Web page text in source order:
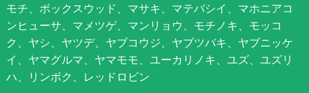
モチ、ボックスウッド、マサキ、マテバシイ、マホニアコ
ンヒューサ、マメツゲ、マンリョウ、モチノキ、モッコ
ク、ヤシ、ヤツデ、ヤブコウジ、ヤブツバキ、ヤブニッケ
イ、ヤマグルマ、ヤマモモ、ユーカリノキ、ユズ、ユズリ
ハ、リンボク、レッドロビン